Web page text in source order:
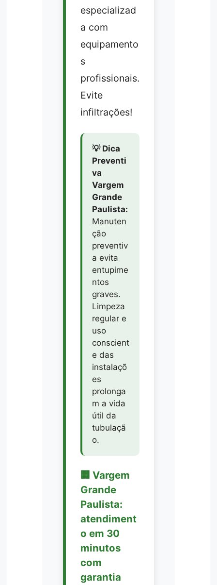
especializad
a com
equipamento
s
profissionais.
Evite
infiltrações!
💡 Dica
Preventi
va
Vargem
Grande
Paulista:
Manuten
ção
preventiv
a evita
entupime
ntos
graves.
Limpeza
regular e
uso
conscient
e das
instalaçõ
es
prolonga
m a vida
útil da
tubulaçã
o.
🏢 Vargem
Grande
Paulista:
atendiment
o em 30
minutos
com
garantia